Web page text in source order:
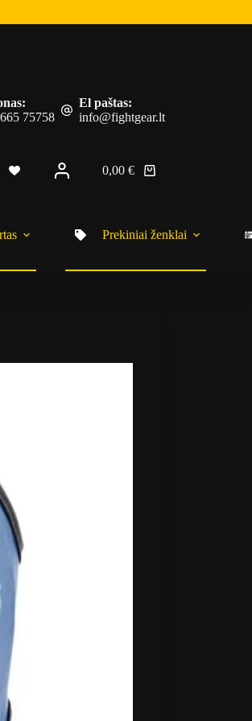
75758
El paštas:
info@fightgear.lt
0,00€
Prekiniai ženklai